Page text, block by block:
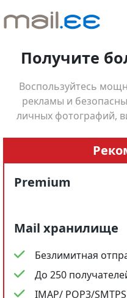
Получите
Воспользуйтесь
рекламы и
личных фотографий,
Premium
Mail хранилище
Безлимитная
До 250
IMAP/ POP3/